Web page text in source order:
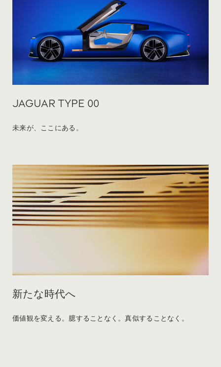
JAGUAR TYPE 00
未来が、ここにある。
新たな時代へ
価値観を変える。臆することなく。真似することなく。